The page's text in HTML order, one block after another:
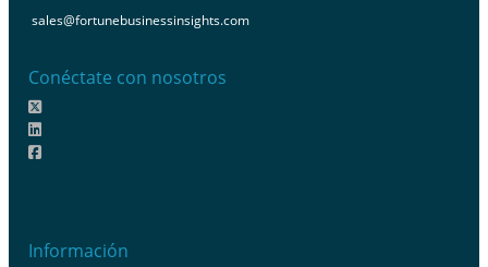
sales@fortunebusinessinsights.com
Conéctate con nosotros
Información